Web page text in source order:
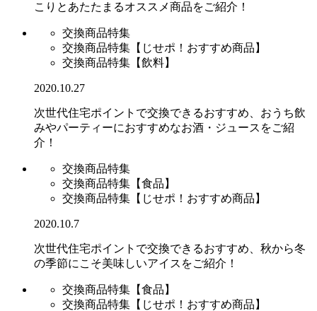
こりとあたたまるオススメ商品をご紹介！
交換商品特集
交換商品特集【じせポ！おすすめ商品】
交換商品特集【飲料】
2020.10.27
次世代住宅ポイントで交換できるおすすめ、おうち飲
みやパーティーにおすすめなお酒・ジュースをご紹
介！
交換商品特集
交換商品特集【食品】
交換商品特集【じせポ！おすすめ商品】
2020.10.7
次世代住宅ポイントで交換できるおすすめ、秋から冬
の季節にこそ美味しいアイスをご紹介！
交換商品特集【食品】
交換商品特集【じせポ！おすすめ商品】